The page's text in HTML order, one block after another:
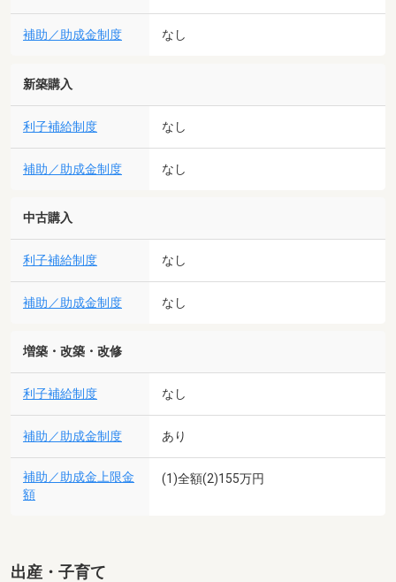
補助／助成金制度 なし
新築購入
利子補給制度 なし
補助／助成金制度 なし
中古購入
利子補給制度 なし
補助／助成金制度 なし
増築・改築・改修
利子補給制度 なし
補助／助成金制度 あり
補助／助成金上限金
額
(1)全額(2)155万円
出産・子育て